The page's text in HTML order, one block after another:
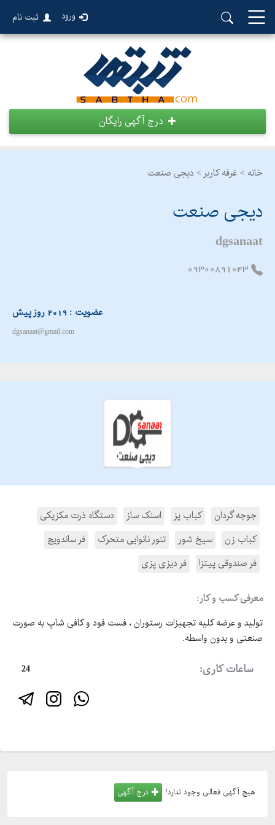
ورود ثبت نام
درج آگهی رایگان
خانه > غرفه کاربر > دیجی صنعت
دیجی صنعت
dgsanaat
09300891043
عضویت : 2019 روز پیش
dgsanaat@gmail.com
جوجه گردان کباب پز اسنک ساز
دستگاه ذرت مکزیکی
کباب زن
سیخ شور تنور نانوایی متحرک
فر ساندویچ
فر صندوقی پیتزا
فر دیزی پزی
معرفی کسب و کار:
تولید و عرضه کلیه تجهیزات رستوران ، فست فود و کافی شاپ به صورت
صنعتی و بدون واسطه.
ساعات کاری: 24
هیچ آگهی فعالی وجود ندارد! درج آگهی